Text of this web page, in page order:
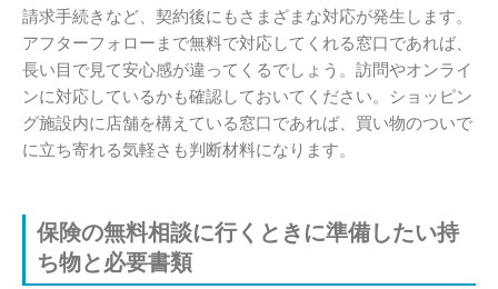
請求手続きなど、契約後にもさまざまな対応が発生します。
アフターフォローまで無料で対応してくれる窓口であれば、
長い目で見て安心感が違ってくるでしょう。訪問やオンライ
ンに対応しているかも確認しておいてください。ショッピン
グ施設内に店舗を構えている窓口であれば、買い物のついで
に立ち寄れる気軽さも判断材料になります。
保険の無料相談に行くときに準備したい持
ち物と必要書類